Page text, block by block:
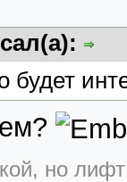
будет
но